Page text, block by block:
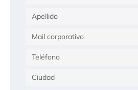
Apellido
Correo
Teléfono
Ciudad